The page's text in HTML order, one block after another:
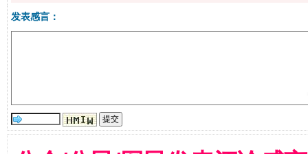
发表感言：